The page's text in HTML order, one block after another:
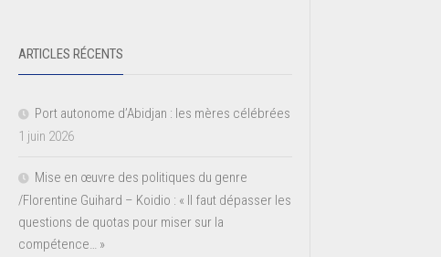
ARTICLES RÉCENTS
Port autonome d’Abidjan : les mères célébrées
1 juin 2026
Mise en œuvre des politiques du genre
/Florentine Guihard – Koidio : « Il faut dépasser les
questions de quotas pour miser sur la
compétence… »